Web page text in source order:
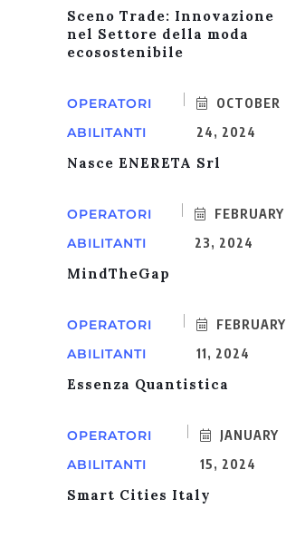
Sceno Trade: Innovazione
nel Settore della moda
ecosostenibile
OPERATORI
ABILITANTI
OCTOBER
24, 2024
Nasce ENERETA Srl
OPERATORI
ABILITANTI
FEBRUARY
23, 2024
MindTheGap
OPERATORI
ABILITANTI
FEBRUARY
11, 2024
Essenza Quantistica
OPERATORI
ABILITANTI
JANUARY
15, 2024
Smart Cities Italy